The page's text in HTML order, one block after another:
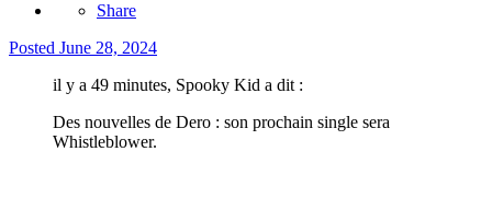
Share
Posted June 28, 2024
il y a 49 minutes, Spooky Kid a dit :
Des nouvelles de Dero : son prochain single sera
Whistleblower.